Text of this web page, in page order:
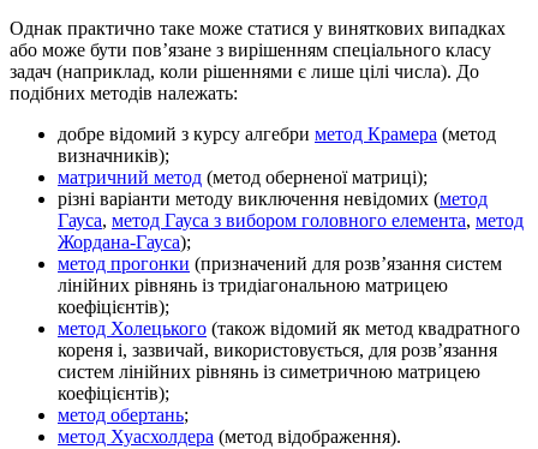
Однак практично таке може статися у виняткових випадках
або може бути пов’язане з вирішенням спеціального класу
задач (наприклад, коли рішеннями є лише цілі числа). До
подібних методів належать:
добре відомий з курсу алгебри метод Крамера (метод
визначників);
матричний метод (метод оберненої матриці);
різні варіанти методу виключення невідомих (метод
Гауса, метод Гауса з вибором головного елемента, метод
Жордана-Гауса);
метод прогонки (призначений для розв’язання систем
лінійних рівнянь із тридіагональною матрицею
коефіцієнтів);
метод Холецького (також відомий як метод квадратного
кореня і, зазвичай, використовується, для розв’язання
систем лінійних рівнянь із симетричною матрицею
коефіцієнтів);
метод обертань;
метод Хуасхолдера (метод відображення).